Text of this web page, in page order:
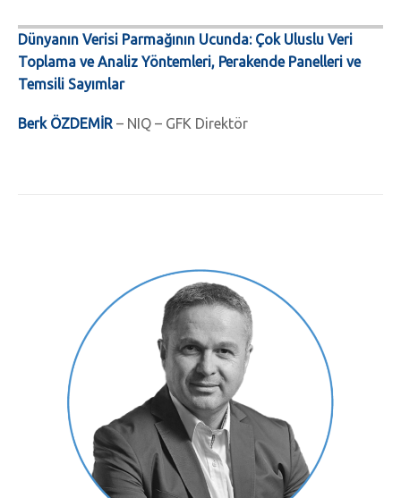
Dünyanın Verisi Parmağının Ucunda: Çok Uluslu Veri
Toplama ve Analiz Yöntemleri, Perakende Panelleri ve
Temsili Sayımlar
Berk ÖZDEMİR – NIQ – GFK Direktör